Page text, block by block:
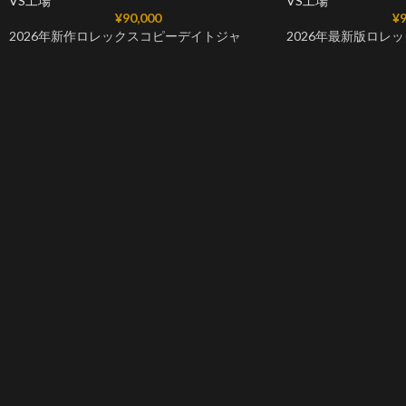
¥90,000
2026年新作ロレックスコピーデイトジャ
¥
2026年最新版ロレ